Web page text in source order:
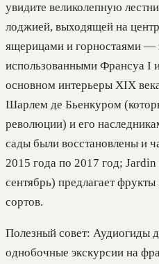
увидите великолепную
лоджией, выходящей на
ящерицами и горностаями —
использованными Франсуа I
основном интерьеры XIX
Шарлем де Бьенкуром
революции) и его
сады были восстановлены и
2015 года по 2017 год; Jardin
сентябрь) предлагает
сортов.
Полезный совет: Аудиогиды
однобочные экскурсии на